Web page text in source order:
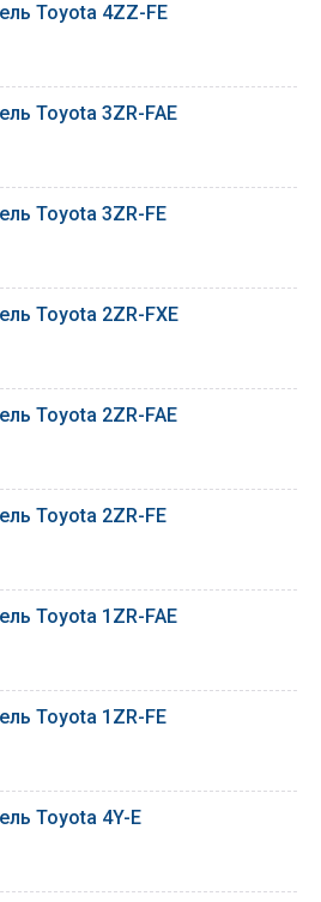
Toyota 4ZZ-FE
Toyota 3ZR-FAE
Toyota 3ZR-FE
Toyota 2ZR-FXE
Toyota 2ZR-FAE
Toyota 2ZR-FE
Toyota 1ZR-FAE
Toyota 1ZR-FE
Toyota 4Y-E